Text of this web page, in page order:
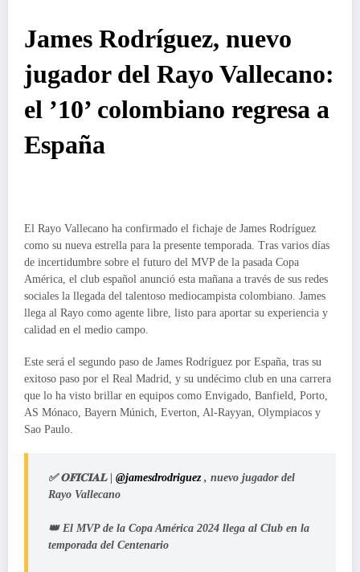
James Rodríguez, nuevo
jugador del Rayo Vallecano:
el ’10’ colombiano regresa a
España
El Rayo Vallecano ha confirmado el fichaje de James Rodríguez
como su nueva estrella para la presente temporada. Tras varios días
de incertidumbre sobre el futuro del MVP de la pasada Copa
América, el club español anunció esta mañana a través de sus redes
sociales la llegada del talentoso mediocampista colombiano. James
llega al Rayo como agente libre, listo para aportar su experiencia y
calidad en el medio campo.
Este será el segundo paso de James Rodríguez por España, tras su
exitoso paso por el Real Madrid, y su undécimo club en una carrera
que lo ha visto brillar en equipos como Envigado, Banfield, Porto,
AS Mónaco, Bayern Múnich, Everton, Al-Rayyan, Olympiacos y
Sao Paulo.
✅ 𝐎𝐅𝐈𝐂𝐈𝐀𝐋 | @jamesdrodriguez, nuevo jugador del
Rayo Vallecano
👑 El MVP de la Copa América 2024 llega al Club en la
temporada del Centenario